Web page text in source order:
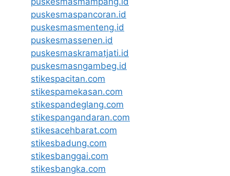
puskesmaspancoran.id
puskesmasmenteng.id
puskesmassenen.id
puskesmaskramatjati.id
puskesmasngambeg.id
stikespacitan.com
stikespamekasan.com
stikespandeglang.com
stikespangandaran.com
stikesacehbarat.com
stikesbadung.com
stikesbanggai.com
stikesbangka.com